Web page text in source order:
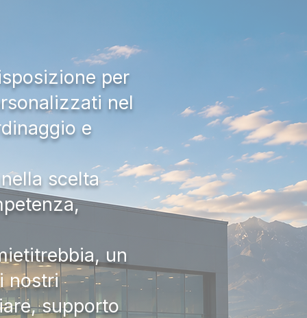
per
nel
e
scelta
un
nostri
supporto